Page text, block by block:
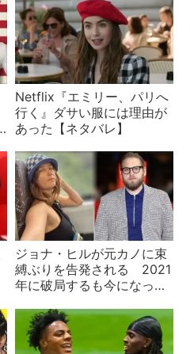
Netflix『エミリー、パリへ
行く』ダサい服には理由が
あった【ネタバレ】
ジョナ・ヒルが元カノに束
縛ぶりを告発される 2021
年に破局するも今になって